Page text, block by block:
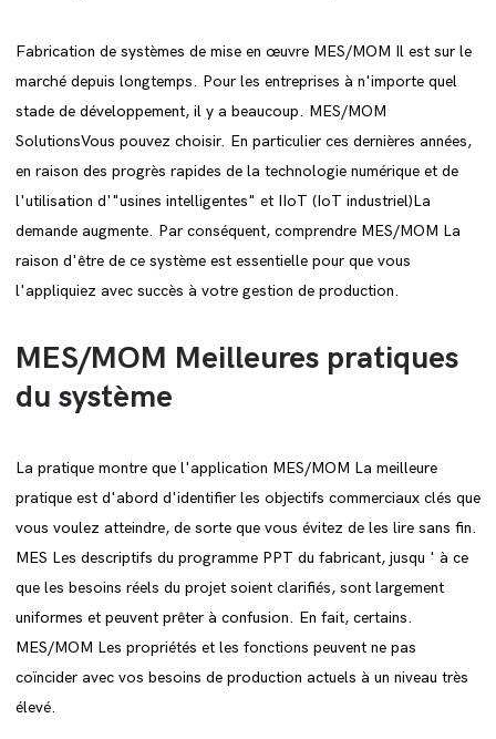
Fabrication de systèmes de mise en œuvre MES/MOM Il est sur le
marché depuis longtemps. Pour les entreprises à n'importe quel
stade de développement, il y a beaucoup. MES/MOM
SolutionsVous pouvez choisir. En particulier ces dernières années,
en raison des progrès rapides de la technologie numérique et de
l'utilisation d'"usines intelligentes" et IIoT (IoT industriel)La
demande augmente. Par conséquent, comprendre MES/MOM La
raison d'être de ce système est essentielle pour que vous
l'appliquiez avec succès à votre gestion de production.
MES/MOM Meilleures pratiques
du système
La pratique montre que l'application MES/MOM La meilleure
pratique est d'abord d'identifier les objectifs commerciaux clés que
vous voulez atteindre, de sorte que vous évitez de les lire sans fin.
MES Les descriptifs du programme PPT du fabricant, jusqu ' à ce
que les besoins réels du projet soient clarifiés, sont largement
uniformes et peuvent prêter à confusion. En fait, certains.
MES/MOM Les propriétés et les fonctions peuvent ne pas
coïncider avec vos besoins de production actuels à un niveau très
élevé.